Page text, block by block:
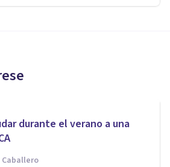
durante el verano a una